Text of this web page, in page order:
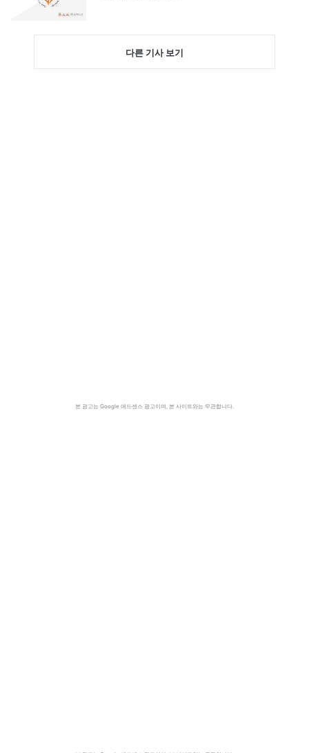
다른 기사 보기
본 광고는 Google 애드센스 광고이며, 본 사이트와는 무관합니다.